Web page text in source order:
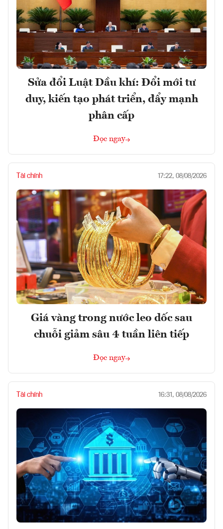
Sửa đổi Luật Dầu khí: Đổi mới tư
duy, kiến tạo phát triển, đẩy mạnh
phân cấp
Đọc ngay
Tài chính 17:22, 08/08/2026
Giá vàng trong nước leo dốc sau
chuỗi giảm sâu 4 tuần liên tiếp
Đọc ngay
Tài chính 16:31, 08/08/2026